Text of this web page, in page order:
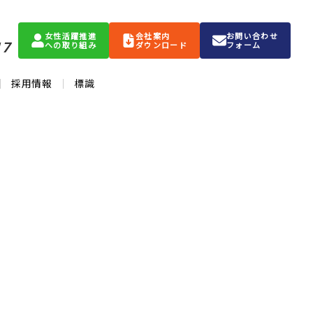
採用情報 標識
女性活躍推進
への取り組み
会社案内
ダウンロード
お問い合わせ
フォーム